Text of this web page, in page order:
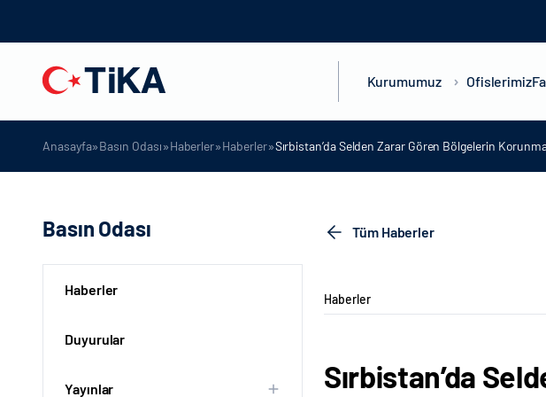
Kurumumuz Ofislerimiz
Anasayfa»Basın Odası»Haberler»Haberler»Sırbistan’da Selden Zarar Gören Bölgelerin
Basın Odası
Haberler
Duyurular
Yayınlar
Tüm Haberler
Haberler
Sırbistan’da